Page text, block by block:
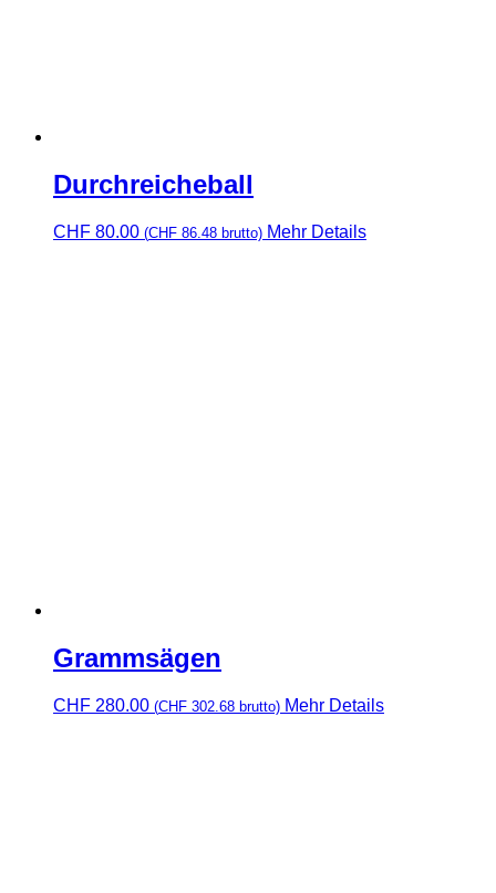
Durchreicheball
CHF 80.00 (CHF 86.48 brutto) Mehr Details
Grammsägen
CHF 280.00 (CHF 302.68 brutto) Mehr Details